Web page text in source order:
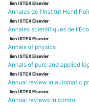
lien ISTEX Elsevier
Annales de l'Institut Henri
lien ISTEX Elsevier
Annales scientifiques de
lien ISTEX Elsevier
Annals of physics
lien ISTEX Elsevier
Annals of pure and applied
lien ISTEX Elsevier
Annual review in automatic
lien ISTEX Elsevier
Annual reviews in control